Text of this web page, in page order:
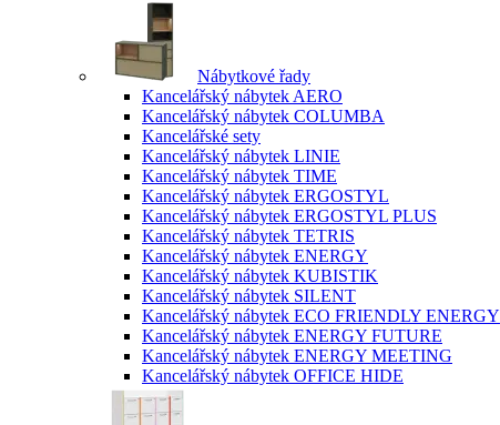
Nábytkové řady
Kancelářský nábytek AERO
Kancelářský nábytek COLUMBA
Kancelářské sety
Kancelářský nábytek LINIE
Kancelářský nábytek TIME
Kancelářský nábytek ERGOSTYL
Kancelářský nábytek ERGOSTYL PLUS
Kancelářský nábytek TETRIS
Kancelářský nábytek ENERGY
Kancelářský nábytek KUBISTIK
Kancelářský nábytek SILENT
Kancelářský nábytek ECO FRIENDLY ENERGY
Kancelářský nábytek ENERGY FUTURE
Kancelářský nábytek ENERGY MEETING
Kancelářský nábytek OFFICE HIDE